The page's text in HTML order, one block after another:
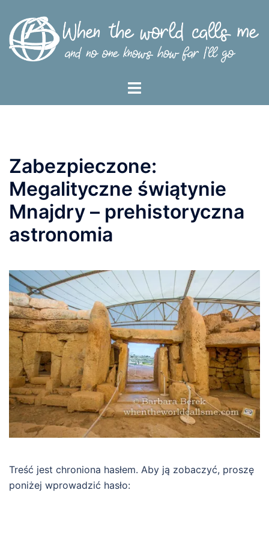
treści
Menu
Zabezpieczone:
Megalityczne świątynie
Mnajdry – prehistoryczna
astronomia
Treść jest chroniona hasłem. Aby ją zobaczyć, proszę
poniżej wprowadzić hasło: